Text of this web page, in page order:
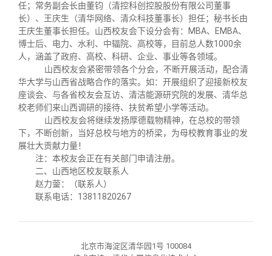
校友文苑
校友讲坛
校友视界
三创大赛
实用信息
会长致辞
总会章程
理事会名单
制度法规
联系我们
任；常务副会长由董钧（清控科创控股股份有限公司董事
长）、王庆生（清华网络、清众科技董事长）担任；秘书长由
王庆生董事长担任。山西校友会下设分会有：MBA、EMBA、
博士后、电力、水利、中辐院、高校等，目前总人数1000余
人，涵盖了政府、高校、科研、企业、事业等各领域。
山西校友会紧密带领各个分会，不断开展活动，配合清
华大学与山西省战略合作的落实。如：开展组织了迎接新校友
座谈会、与各省校友会互访、清洁能源研究院的发展、清华总
校老师们来山西调研的接待、扶贫希望小学等活动。
山西校友会将继续发扬厚德载物精神，在总校的带领
下，不断创新，当好总校与地方的桥梁，为母校教育事业的发
展壮大贡献力量！
注：本校友会正在有关部门申请注册。
二、山西地区校友联系人
赵力蓥：（联系人）
联系电话：13811820267
北京市海淀区清华园1号 100084